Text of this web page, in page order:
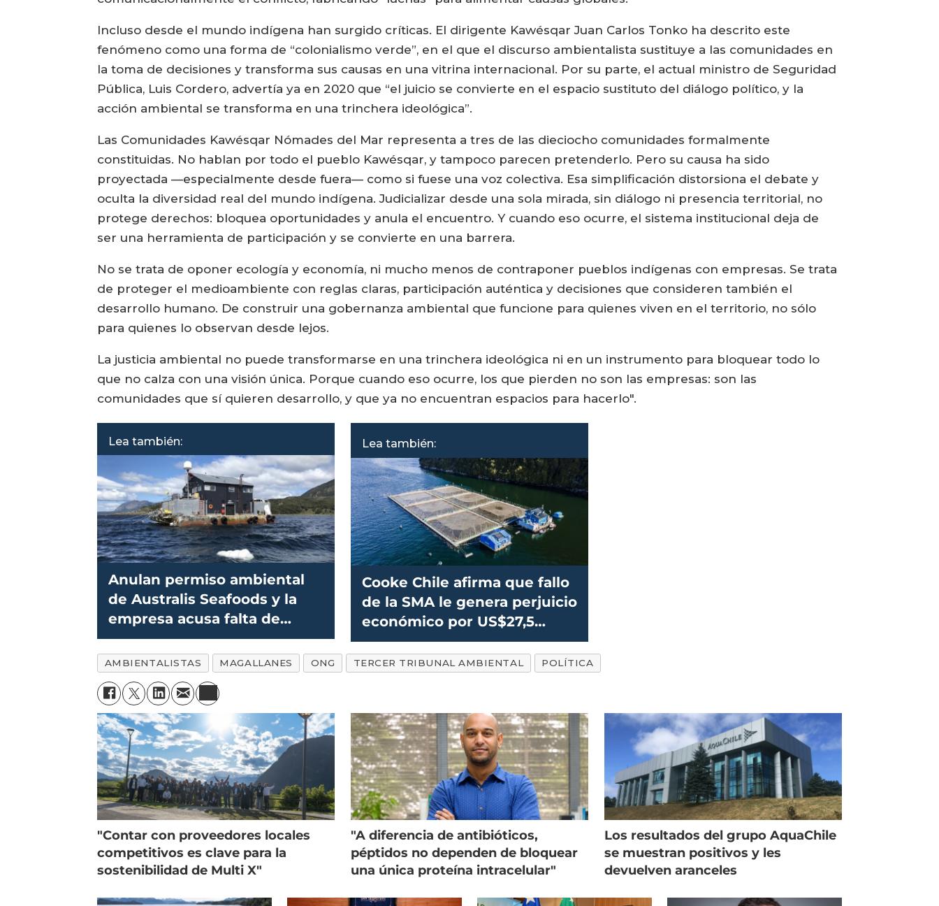
Incluso desde el mundo indígena han surgido críticas. El dirigente Kawésqar Juan Carlos Tonko ha descrito este
fenómeno como una forma de “colonialismo verde”, en el que el discurso ambientalista sustituye a las comunidades en
la toma de decisiones y transforma sus causas en una vitrina internacional. Por su parte, el actual ministro de Seguridad
Pública, Luis Cordero, advertía ya en 2020 que “el juicio se convierte en el espacio sustituto del diálogo político, y la
acción ambiental se transforma en una trinchera ideológica”.
Las Comunidades Kawésqar Nómades del Mar representa a tres de las dieciocho comunidades formalmente
constituidas. No hablan por todo el pueblo Kawésqar, y tampoco parecen pretenderlo. Pero su causa ha sido
proyectada —especialmente desde fuera— como si fuese una voz colectiva. Esa simplificación distorsiona el debate y
oculta la diversidad real del mundo indígena. Judicializar desde una sola mirada, sin diálogo ni presencia territorial, no
protege derechos: bloquea oportunidades y anula el encuentro. Y cuando eso ocurre, el sistema institucional deja de
ser una herramienta de participación y se convierte en una barrera.
No se trata de oponer ecología y economía, ni mucho menos de contraponer pueblos indígenas con empresas. Se trata
de proteger el medioambiente con reglas claras, participación auténtica y decisiones que consideren también el
desarrollo humano. De construir una gobernanza ambiental que funcione para quienes viven en el territorio, no sólo
para quienes lo observan desde lejos.
La justicia ambiental no puede transformarse en una trinchera ideológica ni en un instrumento para bloquear todo lo
que no calza con una visión única. Porque cuando eso ocurre, los que pierden no son las empresas: son las
comunidades que sí quieren desarrollo, y que ya no encuentran espacios para hacerlo".
Lea también:
Anulan permiso ambiental
de Australis Seafoods y la
empresa acusa falta de
certeza jurídica
Lea también:
Cooke Chile afirma que fallo
de la SMA le genera perjuicio
económico por US$27,5
millones
AMBIENTALISTAS MAGALLANES ONG TERCER TRIBUNAL AMBIENTAL POLÍTICA
"Contar con proveedores locales
competitivos es clave para la
sostenibilidad de Multi X"
"A diferencia de antibióticos,
péptidos no dependen de bloquear
una única proteína intracelular"
Los resultados del grupo AquaChile
se muestran positivos y les
devuelven aranceles